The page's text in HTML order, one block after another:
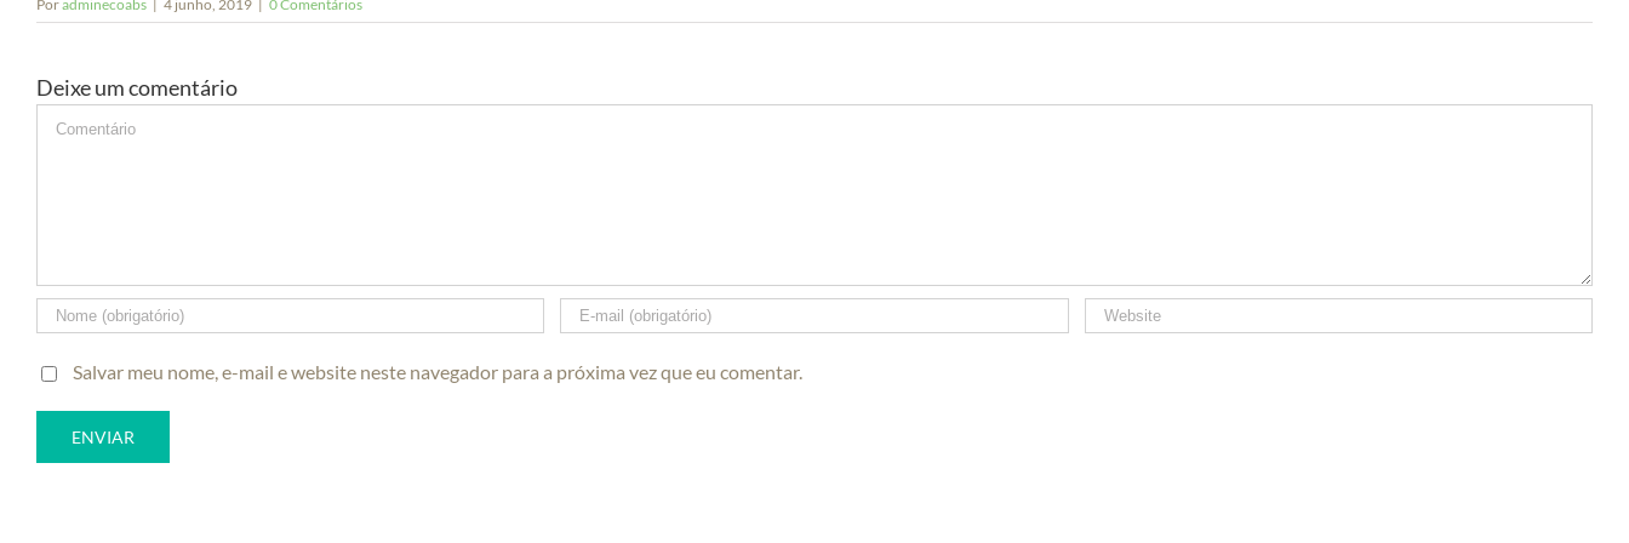
Poradminecoabs | 4 junho, 2019 | 0 Comentários
Deixe um comentário
Comment
Salvar meu nome, e-mail e website neste navegador para a próxima vez que eu comentar.